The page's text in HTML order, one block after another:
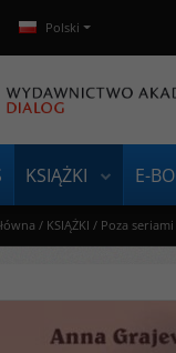
Polski
KSIĄŻKI E-
/ KSIĄŻKI / Poza seriami